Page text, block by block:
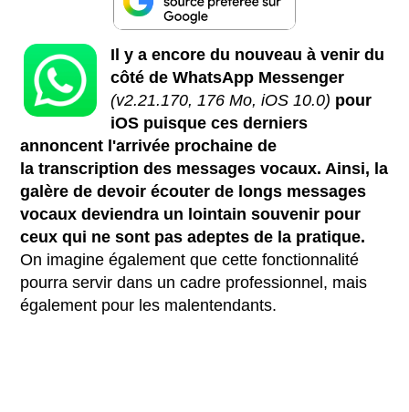
Il y a encore du nouveau à venir du
côté de WhatsApp Messenger
(v2.21.170, 176 Mo, iOS 10.0) pour
iOS puisque ces derniers
annoncent l'arrivée prochaine de
la transcription des messages vocaux. Ainsi, la
galère de devoir écouter de longs messages
vocaux deviendra un lointain souvenir pour
ceux qui ne sont pas adeptes de la pratique.
On imagine également que cette fonctionnalité
pourra servir dans un cadre professionnel, mais
également pour les malentendants.